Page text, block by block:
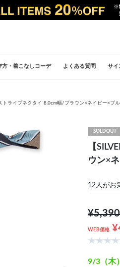
方・着こなしコーデ よくある質問 サイ
トライプネクタイ 8.0cm幅/ブラウン×ネイビー×ブ
次の画像
SOLDOUT
【
ウン×
12人がお
¥5,390
WEB価格
9/3（木